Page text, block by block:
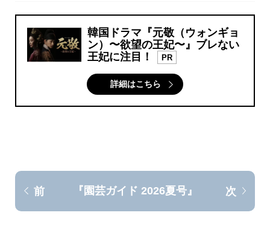
韓国ドラマ『元敬（ウォンギョ
ン）〜欲望の王妃〜』ブレない
王妃に注目！
PR
詳細はこちら
前 『園芸ガイド 2026夏号』 次